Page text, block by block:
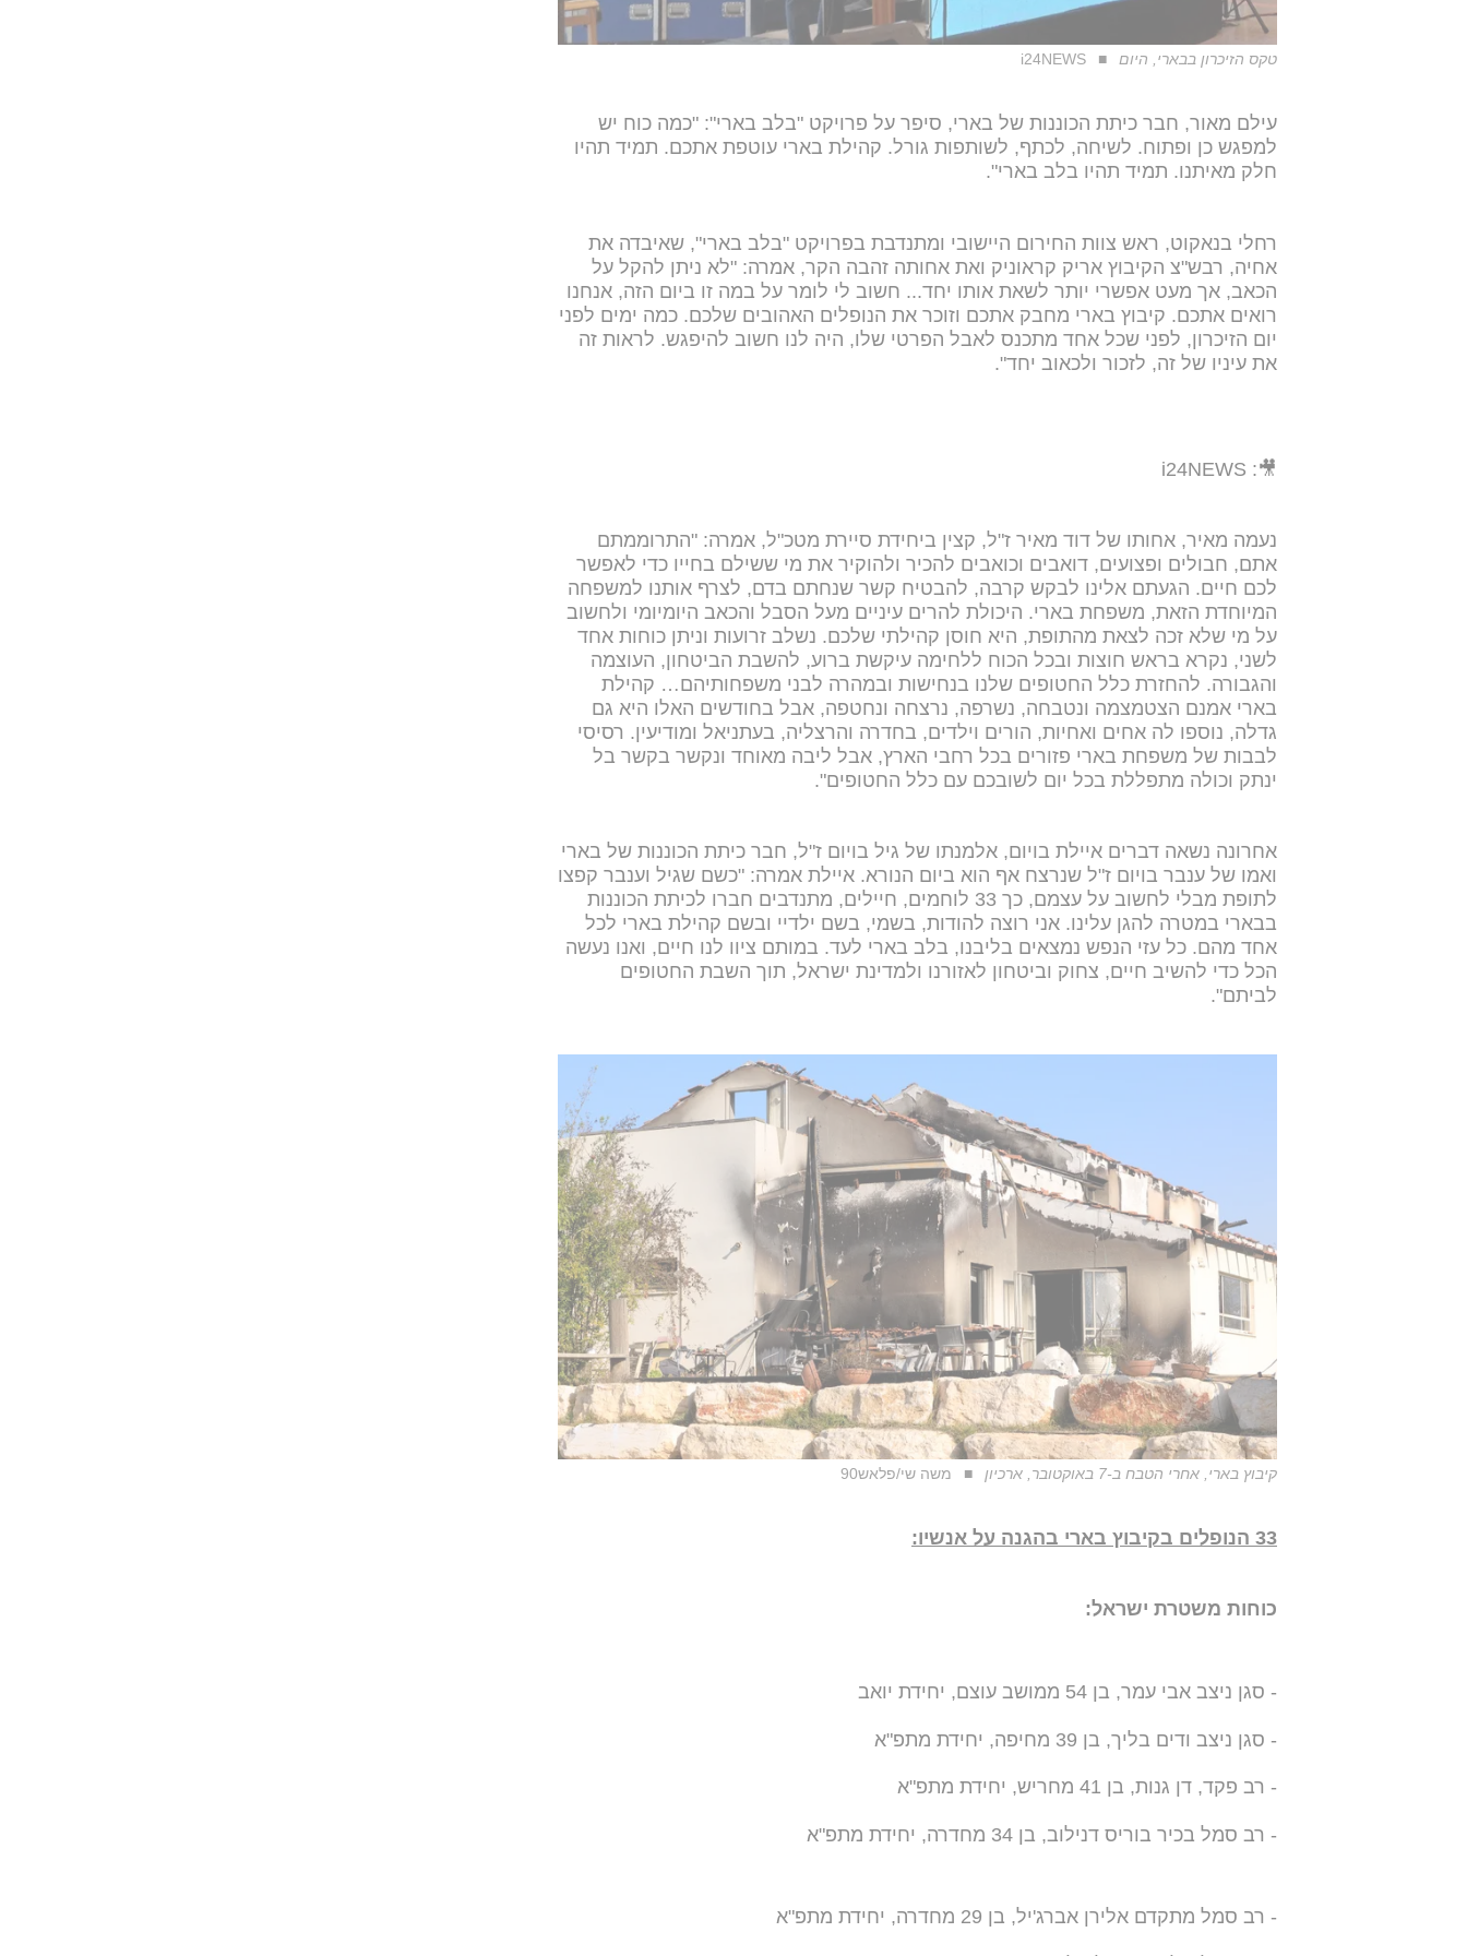
טקס הזיכרון בבארי, היום i24NEWS
עילם מאור, חבר כיתת הכוננות של בארי, סיפר על פרויקט "בלב בארי": "כמה כוח יש
למפגש כן ופתוח. לשיחה, לכתף, לשותפות גורל. קהילת בארי עוטפת אתכם. תמיד תהיו
חלק מאיתנו. תמיד תהיו בלב בארי".
רחלי בנאקוט, ראש צוות החירום היישובי ומתנדבת בפרויקט "בלב בארי", שאיבדה את
אחיה, רבש"צ הקיבוץ אריק קראוניק ואת אחותה זהבה הקר, אמרה: "לא ניתן להקל על
הכאב, אך מעט אפשרי יותר לשאת אותו יחד... חשוב לי לומר על במה זו ביום הזה, אנחנו
רואים אתכם. קיבוץ בארי מחבק אתכם וזוכר את הנופלים האהובים שלכם. כמה ימים לפני
יום הזיכרון, לפני שכל אחד מתכנס לאבל הפרטי שלו, היה לנו חשוב להיפגש. לראות זה
את עיניו של זה, לזכור ולכאוב יחד".
🎥: i24NEWS
נעמה מאיר, אחותו של דוד מאיר ז"ל, קצין ביחידת סיירת מטכ"ל, אמרה: "התרוממתם
אתם, חבולים ופצועים, דואבים וכואבים להכיר ולהוקיר את מי ששילם בחייו כדי לאפשר
לכם חיים. הגעתם אלינו לבקש קרבה, להבטיח קשר שנחתם בדם, לצרף אותנו למשפחה
המיוחדת הזאת, משפחת בארי. היכולת להרים עיניים מעל הסבל והכאב היומיומי ולחשוב
על מי שלא זכה לצאת מהתופת, היא חוסן קהילתי שלכם. נשלב זרועות וניתן כוחות אחד
לשני, נקרא בראש חוצות ובכל הכוח ללחימה עיקשת ברוע, להשבת הביטחון, העוצמה
והגבורה. להחזרת כלל החטופים שלנו בנחישות ובמהרה לבני משפחותיהם… קהילת
בארי אמנם הצטמצמה ונטבחה, נשרפה, נרצחה ונחטפה, אבל בחודשים האלו היא גם
גדלה, נוספו לה אחים ואחיות, הורים וילדים, בחדרה והרצליה, בעתניאל ומודיעין. רסיסי
לבבות של משפחת בארי פזורים בכל רחבי הארץ, אבל ליבה מאוחד ונקשר בקשר בל
ינתק וכולה מתפללת בכל יום לשובכם עם כלל החטופים".
אחרונה נשאה דברים איילת בויום, אלמנתו של גיל בויום ז"ל, חבר כיתת הכוננות של בארי
ואמו של ענבר בויום ז"ל שנרצח אף הוא ביום הנורא. איילת אמרה: "כשם שגיל וענבר קפצו
לתופת מבלי לחשוב על עצמם, כך 33 לוחמים, חיילים, מתנדבים חברו לכיתת הכוננות
בבארי במטרה להגן עלינו. אני רוצה להודות, בשמי, בשם ילדיי ובשם קהילת בארי לכל
אחד מהם. כל עזי הנפש נמצאים בליבנו, בלב בארי לעד. במותם ציוו לנו חיים, ואנו נעשה
הכל כדי להשיב חיים, צחוק וביטחון לאזורנו ולמדינת ישראל, תוך השבת החטופים
לביתם".
קיבוץ בארי, אחרי הטבח ב-7 באוקטובר, ארכיון משה שי/פלאש90
33 הנופלים בקיבוץ בארי בהגנה על אנשיו:
כוחות משטרת ישראל:
- סגן ניצב אבי עמר, בן 54 ממושב עוצם, יחידת יואב
- סגן ניצב ודים בליך, בן 39 מחיפה, יחידת מתפ"א
- רב פקד, דן גנות, בן 41 מחריש, יחידת מתפ"א
- רב סמל בכיר בוריס דנילוב, בן 34 מחדרה, יחידת מתפ"א
- רב סמל מתקדם אלירן אברג'יל, בן 29 מחדרה, יחידת מתפ"א